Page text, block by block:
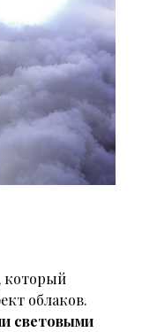
который
облаков.
световыми